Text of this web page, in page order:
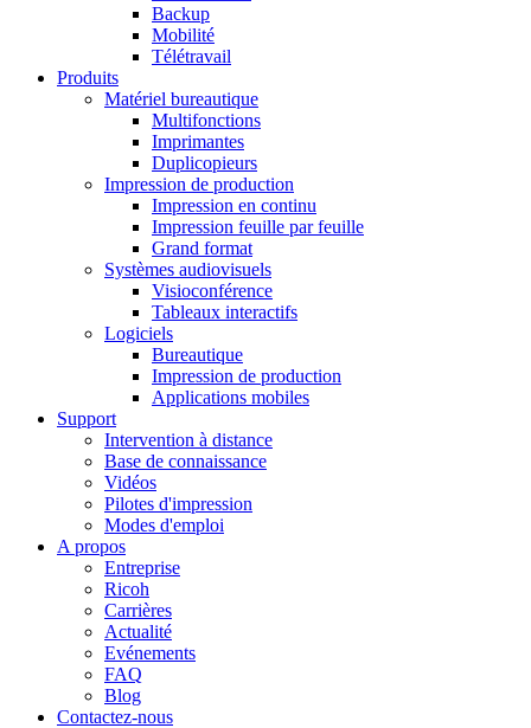
Backup
Mobilité
Télétravail
Produits
Matériel bureautique
Multifonctions
Imprimantes
Duplicopieurs
Impression de production
Impression en continu
Impression feuille par feuille
Grand format
Systèmes audiovisuels
Visioconférence
Tableaux interactifs
Logiciels
Bureautique
Impression de production
Applications mobiles
Support
Intervention à distance
Base de connaissance
Vidéos
Pilotes d'impression
Modes d'emploi
A propos
Entreprise
Ricoh
Carrières
Actualité
Evénements
FAQ
Blog
Contactez-nous